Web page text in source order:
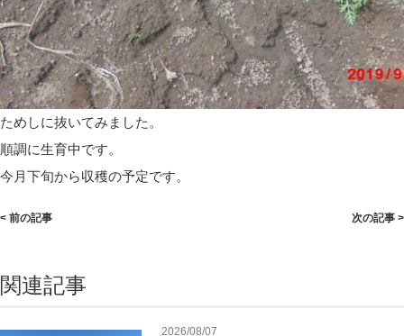
ためしに抜いてみました。
順調に生育中です。
今月下旬から収穫の予定です。
< 前の記事 次の記事 >
関連記事
2026/08/07